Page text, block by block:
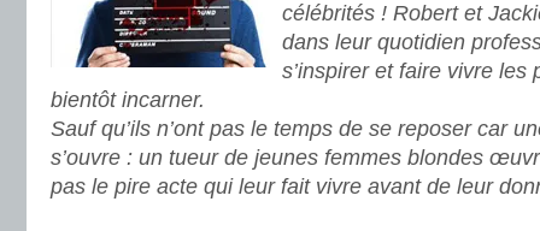
célébrités ! Robert et
dans leur quotidien
s’inspirer et faire vivre les
bientôt incarner.
Sauf qu’ils n’ont pas le temps de se reposer car
s’ouvre : un tueur de jeunes femmes blondes
pas le pire acte qui leur fait vivre avant de leur